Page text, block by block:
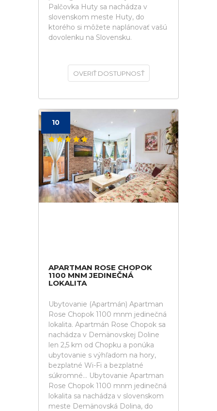
Palčovka Huty sa nachádza v
slovenskom meste Huty, do
ktorého si môžete naplánovať vašú
dovolenku na Slovensku.
OVERIŤ DOSTUPNOSŤ
10
APARTMAN ROSE CHOPOK
1100 MNM JEDINEČNÁ
LOKALITA
Ubytovanie (Apartmán) Apartman
Rose Chopok 1100 mnm jedinečná
lokalita. Apartmán Rose Chopok sa
nachádza v Demänovskej Doline
len 2,5 km od Chopku a ponúka
ubytovanie s výhľadom na hory,
bezplatné Wi-Fi a bezplatné
súkromné... Ubytovanie Apartman
Rose Chopok 1100 mnm jedinečná
lokalita sa nachádza v slovenskom
meste Demänovská Dolina, do